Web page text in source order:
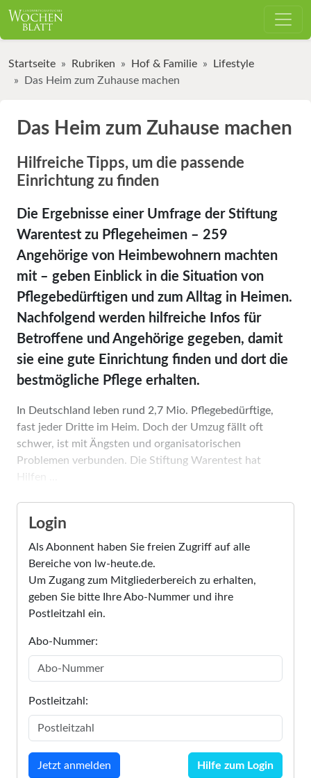
Startseite Rubriken Hof & Familie
Lifestyle
Das Heim zum Zuhause machen
Das Heim zum Zuhause machen
Hilfreiche Tipps, um die passende
Einrichtung zu finden
Die Ergebnisse einer Umfrage der Stiftung
Warentest zu Pflegeheimen – 259
Angehörige von Heimbewohnern machten
mit – geben Einblick in die Situation von
Pflegebedürftigen und zum Alltag in Heimen.
Nachfolgend werden hilfreiche Infos für
Betroffene und Angehörige gegeben, damit
sie eine gute Einrichtung finden und dort die
bestmögliche Pflege erhalten.
In Deutschland leben rund 2,7 Mio. Pflegebedürftige,
fast jeder Dritte im Heim. Doch der Umzug fällt oft
schwer, ist mit Ängsten und organisatorischen
Problemen verbunden. Die Stiftung Warentest hat
Hilfen ...
Login
Als Abonnent haben Sie freien Zugriff auf alle
Bereiche von lw-heute.de.
Um Zugang zum Mitgliederbereich zu erhalten,
geben Sie bitte Ihre Abo-Nummer und ihre
Postleitzahl ein.
Abo-Nummer:
Postleitzahl:
Hilfe zum Login